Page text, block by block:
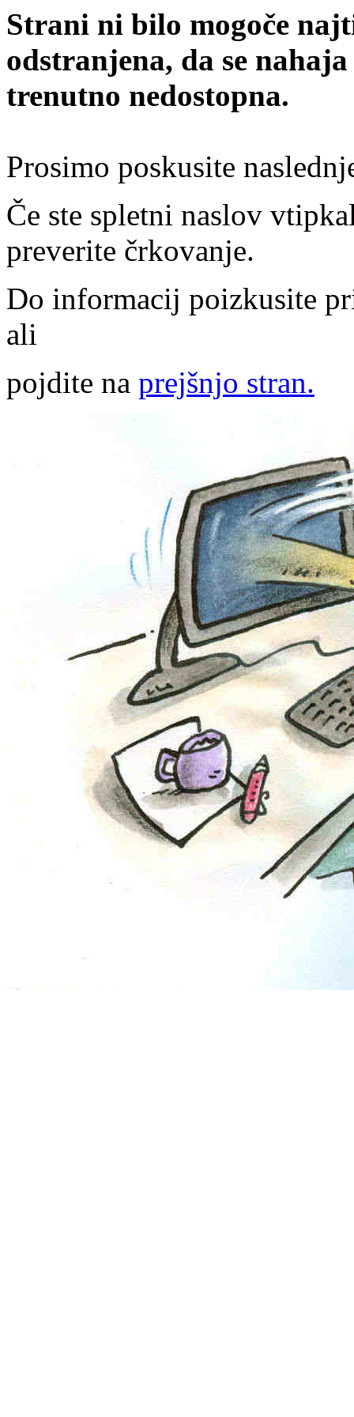
Strani ni bilo mogoče
odstranjena, da se
trenutno nedostopna.
Prosimo poskusite
Če ste spletni naslov
preverite črkovanje.
Do informacij poizkusite
ali
pojdite na prejšnjo stran.